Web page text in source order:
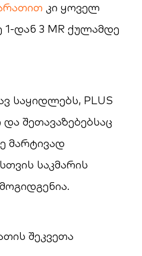
კი ყოველ
დან 3 MR ქულამდე
საყიდლებს, PLUS
შეთავაზებებსაც
მარტივად
საკმარის
შეკვეთა